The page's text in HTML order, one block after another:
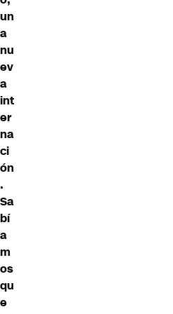
un
a
nu
ev
a
int
er
na
ci
ón
.
Sa
bí
a
m
os
qu
e